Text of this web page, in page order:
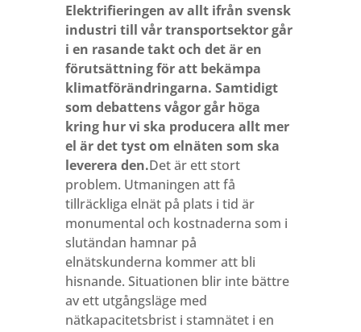
Elektrifieringen av allt ifrån svensk
industri till vår transportsektor går
i en rasande takt och det är en
förutsättning för att bekämpa
klimatförändringarna. Samtidigt
som debattens vågor går höga
kring hur vi ska producera allt mer
el är det tyst om elnäten som ska
leverera den.Det är ett stort
problem. Utmaningen att få
tillräckliga elnät på plats i tid är
monumental och kostnaderna som i
slutändan hamnar på
elnätskunderna kommer att bli
hisnande. Situationen blir inte bättre
av ett utgångsläge med
nätkapacitetsbrist i stamnätet i en